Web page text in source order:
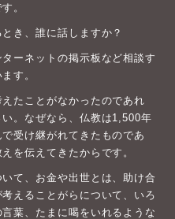
。
き、誰に話しますか？
ーネットの掲示板など相談す
す。
たことがなかったのであれ
。なぜなら、仏教は1,500年
受け継がれてきたものであ
を伝えてきたからです。
て、お金や出世とは、助け合
えることがらについて、いろ
葉、たまに喝をいれるような